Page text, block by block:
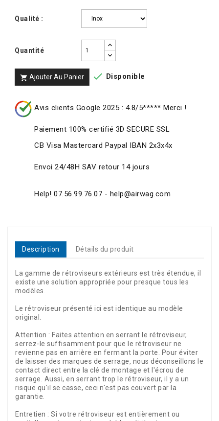
Qualité :
Quantité
 Ajouter Au Panier  Disponible
Avis clients Google 2025 : 4.8/5***** Merci !
Paiement 100% certifié 3D SECURE SSL
CB Visa Mastercard Paypal IBAN 2x3x4x
Envoi 24/48H SAV retour 14 jours
Help! 07.56.99.76.07 - help@airwag.com
Description Détails du produit
La gamme de rétroviseurs extérieurs est très étendue, il
existe une solution appropriée pour presque tous les
modèles.
Le rétroviseur présenté ici est identique au modèle
original.
Attention : Faites attention en serrant le rétroviseur,
serrez-le suffisamment pour que le rétroviseur ne
revienne pas en arrière en fermant la porte. Pour éviter
de laisser des marques de serrage, nous déconseillons le
contact direct entre la clé de montage et l'écrou de
serrage. Aussi, en serrant trop le rétroviseur, il y a un
risque qu'il se casse, ceci n'est pas couvert par la
garantie.
Entretien : Si votre rétroviseur est entièrement ou